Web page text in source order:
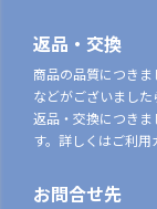
返品・交換
商品の品質につき
などがございました
返品・交換につき
す。詳しくはご利用
お問合せ先